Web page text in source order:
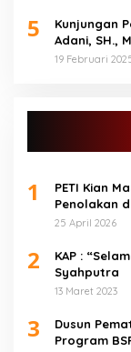
5
Kunjungan
Adani, SH.,
19 Februari
1
PETI Kian
Penolakan
Bencana
25 April 2026
2
KAP :
Syahputra
13 Maret 2023
3
Dusun
Program